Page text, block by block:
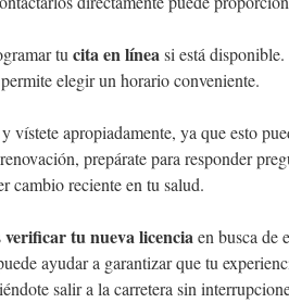
tu cita en líneasi está
elegir un horario conveniente.
vístete apropiadamente, ya que esto
prepárate para responder
cambio reciente en tu salud.
verificar tu nueva licenciaen busca de
ayudar a garantizar que tu
salir a la carretera sin